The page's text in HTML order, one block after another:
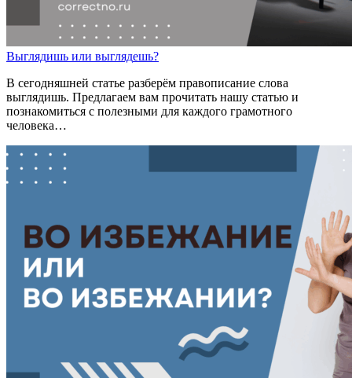
Выглядишь или выглядешь?
В сегодняшней статье разберём правописание слова
выглядишь. Предлагаем вам прочитать нашу статью и
познакомиться с полезными для каждого грамотного
человека…